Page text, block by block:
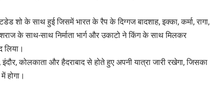
शो के साथ हुई जिसमें भारत के रैप के दिग्गज बादशाह, इक्का, कर्मा, रागा,
के साथ-साथ निर्माता भार्ग और उकाटो ने किंग के साथ मिलकर
लिया।
इंदौर, कोलकाता और हैदराबाद से होते हुए अपनी यात्रा जारी रखेगा, जिसका
होगा।